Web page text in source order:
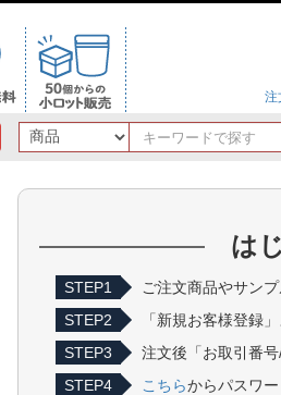
注
キ
ー
で
探
す
は
STEP1
ご注文商品やサン
STEP2
「新規お客様登録
STEP3
注文後「お取引番
STEP4
こちらからパスワー